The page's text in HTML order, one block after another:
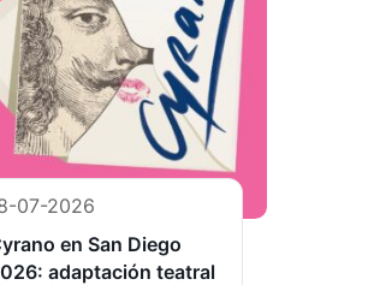
07-2026
en San Diego
adaptación teatral